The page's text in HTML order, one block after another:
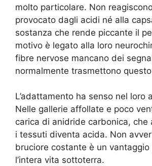
molto particolare. Non
provocato dagli acidi né alla
sostanza che rende piccante il
motivo è legato alla loro
fibre nervose mancano dei
normalmente trasmettono
L’adattamento ha senso nel loro
Nelle gallerie affollate e poco
carica di anidride carbonica, che
i tessuti diventa acida. Non
bruciore costante è un vantaggio
l’intera vita sottoterra.